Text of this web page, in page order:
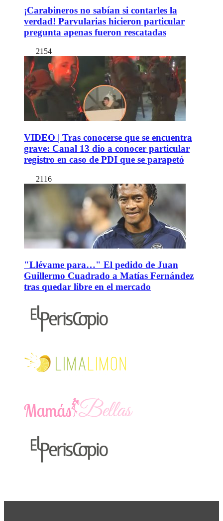
¡Carabineros no sabían si contarles la
verdad! Parvularias hicieron particular
pregunta apenas fueron rescatadas
2154
VIDEO | Tras conocerse que se encuentra
grave: Canal 13 dio a conocer particular
registro en caso de PDI que se parapetó
2116
"Llévame para…" El pedido de Juan
Guillermo Cuadrado a Matías Fernández
tras quedar libre en el mercado